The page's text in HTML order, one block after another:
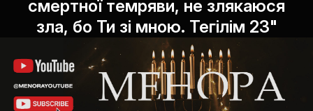
смертної темряви, не злякаюся
зла, бо Ти зі мною. Тегілім 23"
У вас є діти?
Дорогі друзі! Для того щоб ми могли
пропонувати вам найактуальніші заходи